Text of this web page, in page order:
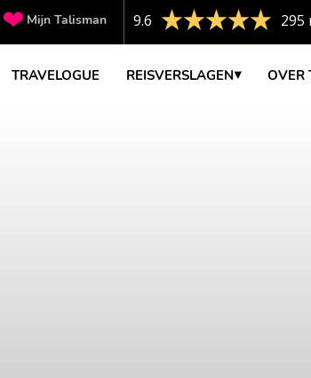
Mijn Talisman 9.6 295
TRAVELOGUE REISVERSLAGEN OVER